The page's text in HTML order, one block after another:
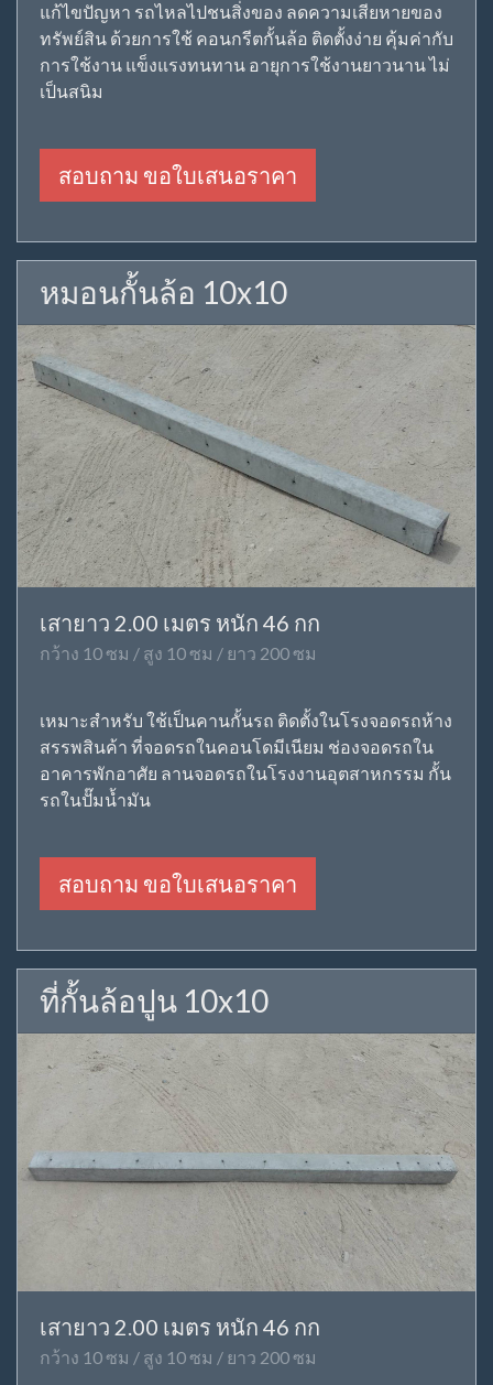
แก้ไขปัญหา รถไหลไปชนสิ่งของ ลดความเสียหายของ
ทรัพย์สิน ด้วยการใช้ คอนกรีตกั้นล้อ ติดตั้งง่าย คุ้มค่ากับ
การใช้งาน แข็งแรงทนทาน อายุการใช้งานยาวนาน ไม่
เป็นสนิม
สอบถาม ขอใบเสนอราคา
หมอนกั้นล้อ 10x10
เสายาว 2.00 เมตร หนัก 46 กก
กว้าง 10 ซม / สูง 10 ซม / ยาว 200 ซม
เหมาะสำหรับ ใช้เป็นคานกั้นรถ ติดตั้งในโรงจอดรถห้าง
สรรพสินค้า ที่จอดรถในคอนโดมีเนียม ช่องจอดรถใน
อาคารพักอาศัย ลานจอดรถในโรงงานอุตสาหกรรม กั้น
รถในปั๊มน้ำมัน
สอบถาม ขอใบเสนอราคา
ที่กั้นล้อปูน 10x10
เสายาว 2.00 เมตร หนัก 46 กก
กว้าง 10 ซม / สูง 10 ซม / ยาว 200 ซม